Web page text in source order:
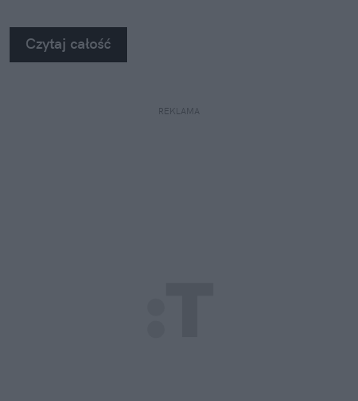
na własne oczy zobaczyć, jak profesjonaliści radzą
sobie z takimi uszkodzeniami.
Czytaj całość
REKLAMA